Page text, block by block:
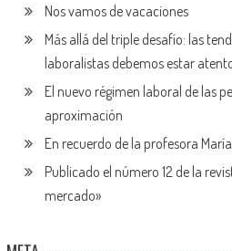
Nos vamos de vacaciones
Más allá del triple desafío: las
laboralistas debemos estar
El nuevo régimen laboral de las
aproximación
En recuerdo de la profesora
Publicado el número 12 de la
mercado»